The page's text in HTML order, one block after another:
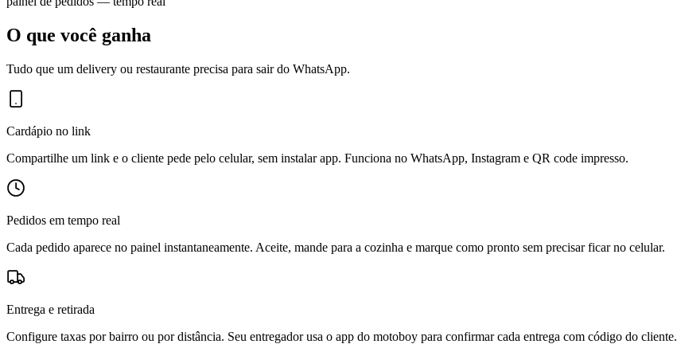
O que você ganha
Tudo que um delivery ou restaurante precisa para sair do WhatsApp.
Cardápio no link
Compartilhe um link e o cliente pede pelo celular, sem instalar app. Funciona no WhatsApp, Instagram e QR code impresso.
Pedidos em tempo real
Cada pedido aparece no painel instantaneamente. Aceite, mande para a cozinha e marque como pronto sem precisar ficar no celular.
Entrega e retirada
Configure taxas por bairro ou por distância. Seu entregador usa o app do motoboy para confirmar cada entrega com código do cliente.